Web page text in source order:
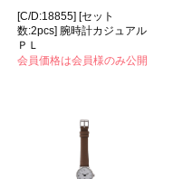
[C/D:18855] [セット
数:2pcs] 腕時計カジュアル
ＰＬ
会員価格は会員様のみ公開